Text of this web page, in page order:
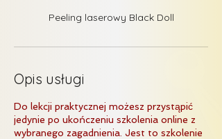
Peeling laserowy Black Doll
Opis usługi
Do lekcji praktycznej możesz przystąpić
jedynie po ukończeniu szkolenia online z
wybranego zagadnienia. Jest to szkolenie